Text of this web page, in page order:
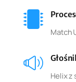
Match
Helix z